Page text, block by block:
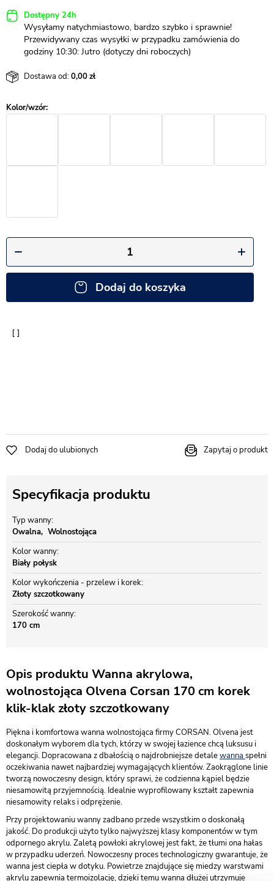
Dostępny 24h
Wysyłamy natychmiastowo, bardzo szybko i sprawnie!
Przewidywany czas wysyłki w przypadku zamówienia do
godziny 10:30: Jutro (dotyczy dni roboczych)
Dostawa od:0,00
Dodaj do koszyka
Dodaj do ulubionych Zapytaj o produkt
Specyfikacja produktu
Typ wanny
Owalna
Wolnostojąca
Kolor wanny
Biały połysk
Kolor wykończenia - przelew i korek
Złoty szczotkowany
Szerokość wanny
170 cm
Opis produktu Wanna akrylowa,
wolnostojąca Olvena Corsan 170 cm korek
klik-klak złoty szczotkowany
Piękna i komfortowa wanna wolnostojąca firmy CORSAN. Olvena jest
doskonałym wyborem dla tych, którzy w swojej łazience chcą luksusu i
elegancji. Dopracowana z dbałością o najdrobniejsze detalewanna spełni
oczekiwania nawet najbardziej wymagających klientów. Zaokrąglone linie
tworzą nowoczesny design, który sprawi, że codzienna kąpiel będzie
niesamowitą przyjemnością. Idealnie wyprofilowany kształt zapewnia
niesamowity relaks i odprężenie.
Przy projektowaniu wanny zadbano przede wszystkim o doskonałą
jakość. Do produkcji użyto tylko najwyższej klasy komponentów w tym
odpornego akrylu. Zaletą powłoki akrylowej jest fakt, że tłumi ona hałas
w przypadku uderzeń. Nowoczesny proces technologiczny gwarantuje, że
wanna jest ciepła w dotyku. Powietrze znajdujące się miedzy warstwami
akrylu zapewnia termoizolację, dzięki temu wanna dłużej utrzymuje